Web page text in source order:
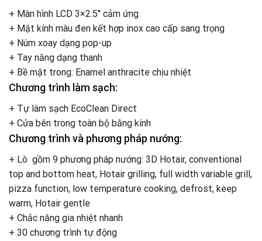
+ Màn hình LCD 3×2.5″ cảm ứng
+ Mặt kính màu đen kết hợp inox cao cấp sang trọng
+ Núm xoay dạng pop-up
+ Tay năng dạng thanh
+ Bề mặt trong: Enamel anthracite chịu nhiệt
Chương trình làm sạch:
+ Tự làm sạch EcoClean Direct
+ Cửa bên trong toàn bộ bằng kính
Chương trình và phương pháp nướng:
+ Lò gồm 9 phương pháp nướng: 3D Hotair, conventional
top and bottom heat, Hotair grilling, full width variable grill,
pizza function, low temperature cooking, defrost, keep
warm, Hotair gentle
+ Chắc năng gia nhiệt nhanh
+ 30 chương trình tự động